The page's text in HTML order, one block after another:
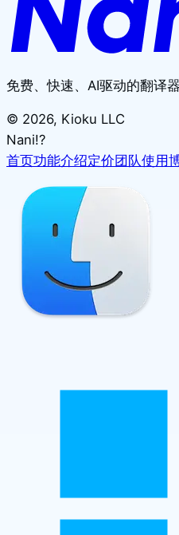
免费、快速、AI驱动的翻译器
© 2026, Kioku LLC
Nani!?
首页功能介绍定价团队使用